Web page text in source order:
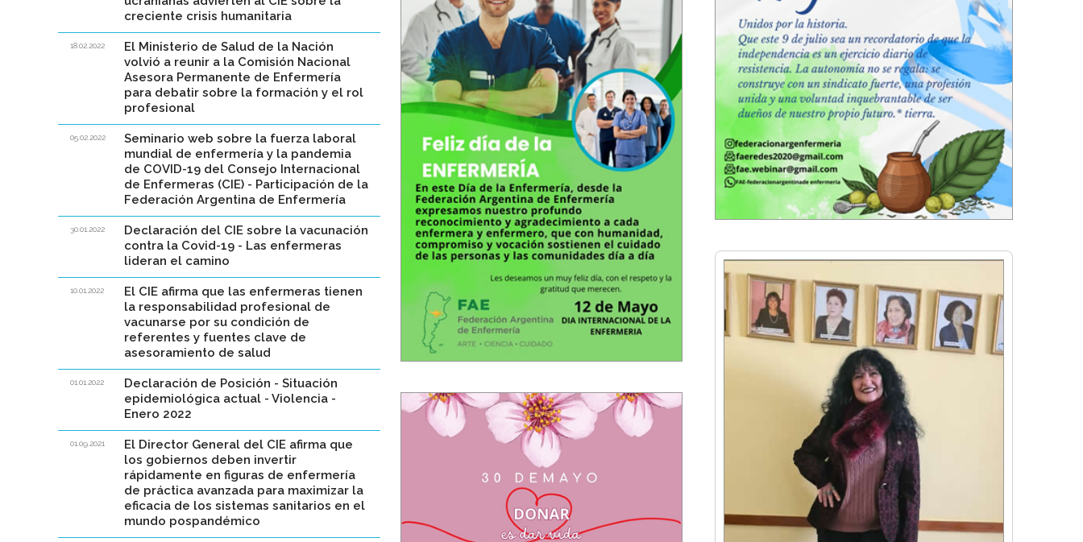
creciente crisis humanitaria
18.02.2022
El Ministerio de Salud de la Nación
volvió a reunir a la Comisión Nacional
Asesora Permanente de Enfermería
para debatir sobre la formación y el rol
profesional
05.02.2022
Seminario web sobre la fuerza laboral
mundial de enfermería y la pandemia
de COVID-19 del Consejo Internacional
de Enfermeras (CIE) - Participación de la
Federación Argentina de Enfermería
30.01.2022
Declaración del CIE sobre la vacunación
contra la Covid-19 - Las enfermeras
lideran el camino
10.01.2022
El CIE afirma que las enfermeras tienen
la responsabilidad profesional de
vacunarse por su condición de
referentes y fuentes clave de
asesoramiento de salud
01.01.2022
Declaración de Posición - Situación
epidemiológica actual - Violencia -
Enero 2022
01.09.2021
El Director General del CIE afirma que
los gobiernos deben invertir
rápidamente en figuras de enfermería
de práctica avanzada para maximizar la
eficacia de los sistemas sanitarios en el
mundo pospandémico